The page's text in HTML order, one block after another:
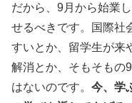
だから、9月から始業
せるべきです。国際社
すいとか、留学生が来
解消とか、そもそもの
はないのです。 今、学